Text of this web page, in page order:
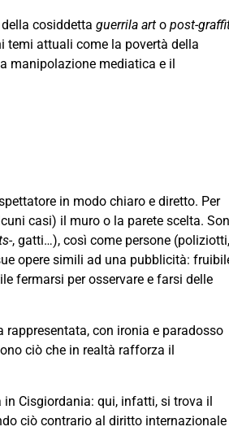
cosiddetta guerrila art o post-
temi attuali come la povertà della
manipolazione mediatica e il
in modo chiaro e diretto. Per
casi) il muro o la parete scelta.
-, gatti…), così come persone (poliziotti,
opere simili ad una pubblicità:
fermarsi per osservare e farsi delle
rappresentata, con ironia e paradosso
ciò che in realtà rafforza il
in Cisgiordania: qui, infatti, si trova il
ciò contrario al diritto internazionale